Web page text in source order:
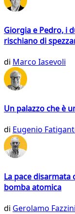
Giorgia e Pedro, i
rischiano di
di Marco Iasevoli
Un palazzo che è
di Eugenio
La pace disarmata
bomba atomica
di Gerolamo Fazzini